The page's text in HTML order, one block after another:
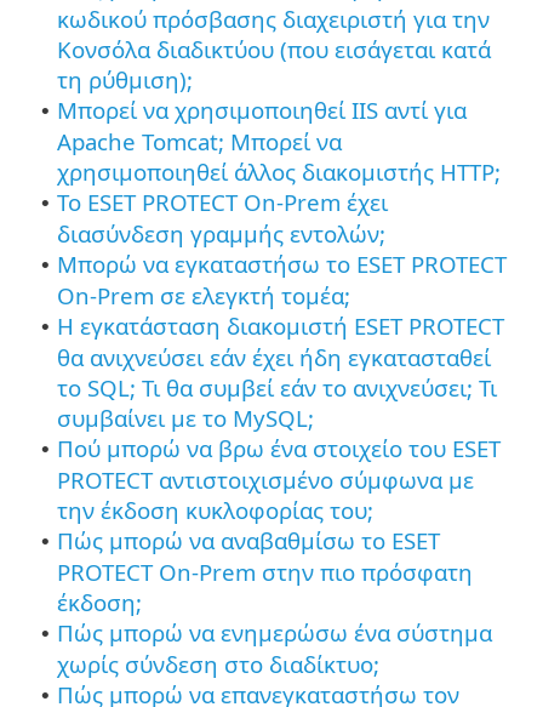
κωδικού πρόσβασης διαχειριστή για την
Κονσόλα διαδικτύου (που εισάγεται κατά
τη ρύθμιση);
• Μπορεί να χρησιμοποιηθεί IIS αντί για
Apache Tomcat; Μπορεί να
χρησιμοποιηθεί άλλος διακομιστής HTTP;
• Το ESET PROTECT On-Prem έχει
διασύνδεση γραμμής εντολών;
• Μπορώ να εγκαταστήσω το ESET PROTECT
On-Prem σε ελεγκτή τομέα;
• Η εγκατάσταση διακομιστή ESET PROTECT
θα ανιχνεύσει εάν έχει ήδη εγκατασταθεί
το SQL; Τι θα συμβεί εάν το ανιχνεύσει; Τι
συμβαίνει με το MySQL;
• Πού μπορώ να βρω ένα στοιχείο του ESET
PROTECT αντιστοιχισμένο σύμφωνα με
την έκδοση κυκλοφορίας του;
• Πώς μπορώ να αναβαθμίσω το ESET
PROTECT On-Prem στην πιο πρόσφατη
έκδοση;
• Πώς μπορώ να ενημερώσω ένα σύστημα
χωρίς σύνδεση στο διαδίκτυο;
• Πώς μπορώ να επανεγκαταστήσω τον